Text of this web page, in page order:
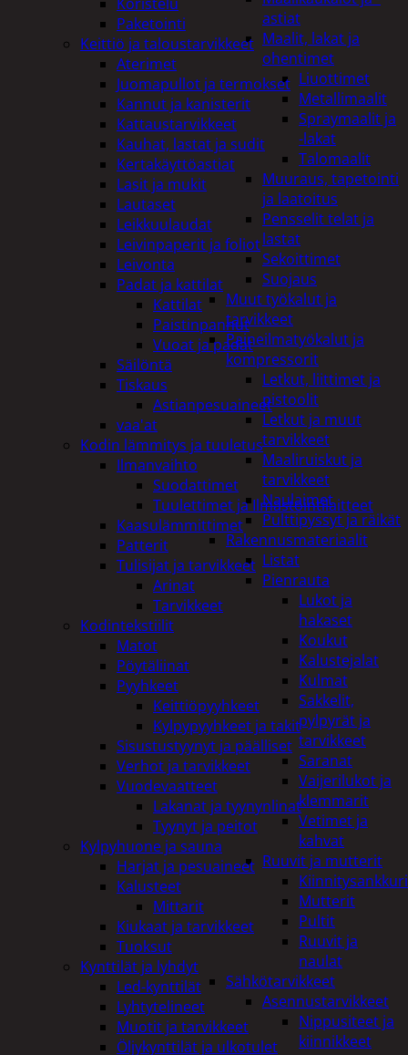
astiat
Maalit, lakat ja
ohentimet
Liuottimet
Metallimaalit
Spraymaalit ja
-lakat
Talomaalit
Muuraus, tapetointi
ja laatoitus
Pensselit telat ja
lastat
Sekoittimet
Suojaus
Muut työkalut ja
tarvikkeet
Paineilmatyökalut ja
kompressorit
Letkut, liittimet ja
pistoolit
Letkut ja muut
tarvikkeet
Maaliruiskut ja
tarvikkeet
Naulaimet
Pulttipyssyt ja räikät
Rakennusmateriaalit
Listat
Pienrauta
Lukot ja
hakaset
Koukut
Kalustejalat
Kulmat
Sakkelit,
pylpyrät ja
tarvikkeet
Saranat
Vaijerilukot ja
klemmarit
Vetimet ja
kahvat
Ruuvit ja mutterit
Mutterit
Pultit
Ruuvit ja
naulat
Sähkötarvikkeet
Asennustarvikkeet
Nippusiteet ja
kiinnikkeet
Paketointi
Keittiö ja taloustarvikkeet
Aterimet
Juomapullot ja termokset
Kannut ja kanisterit
Kattaustarvikkeet
Kauhat, lastat ja sudit
Kertakäyttöastiat
Lasit ja mukit
Lautaset
Leikkuulaudat
Leivinpaperit ja foliot
Leivonta
Padat ja kattilat
Kattilat
Paistinpannut
Vuoat ja padat
Säilöntä
Tiskaus
Astianpesuaineet
vaa'at
Kodin lämmitys ja tuuletus
Ilmanvaihto
Suodattimet
Tuulettimet ja Ilmastointilaitteet
Kaasulämmittimet
Patterit
Tulisijat ja tarvikkeet
Arinat
Tarvikkeet
Kodintekstiilit
Matot
Pöytäliinat
Pyyhkeet
Keittiöpyyhkeet
Kylpypyyhkeet ja takit
Sisustustyynyt ja päälliset
Verhot ja tarvikkeet
Vuodevaatteet
Lakanat ja tyynynlinat
Tyynyt ja peitot
Kylpyhuone ja sauna
Harjat ja pesuaineet
Kalusteet
Mittarit
Kiukaat ja tarvikkeet
Tuoksut
Kynttilät ja lyhdyt
Led-kynttilät
Lyhtytelineet
Muotit ja tarvikkeet
Öljykynttilät ja ulkotulet